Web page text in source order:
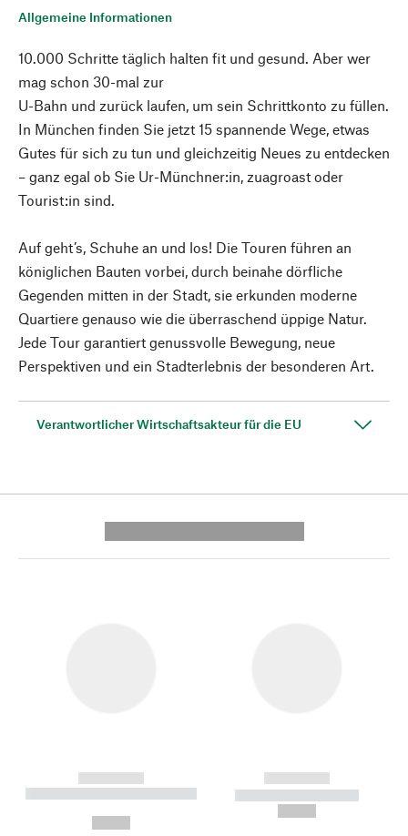
Allgemeine Informationen
10.000 Schritte täglich halten fit und gesund. Aber wer
mag schon 30-mal zur
U-Bahn und zurück laufen, um sein Schrittkonto zu füllen.
In München finden Sie jetzt 15 spannende Wege, etwas
Gutes für sich zu tun und gleichzeitig Neues zu entdecken
– ganz egal ob Sie Ur-Münchner:in, zuagroast oder
Tourist:in sind.
Auf geht’s, Schuhe an und los! Die Touren führen an
königlichen Bauten vorbei, durch beinahe dörfliche
Gegenden mitten in der Stadt, sie erkunden moderne
Quartiere genauso wie die überraschend üppige Natur.
Jede Tour garantiert genussvolle Bewegung, neue
Perspektiven und ein Stadterlebnis der besonderen Art.
Verantwortlicher Wirtschaftsakteur für die EU
------------
----------- ----------- --------
------------
----------- -----------